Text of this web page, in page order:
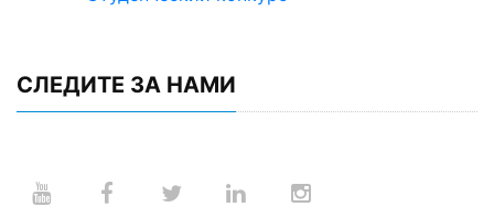
СЛЕДИТЕ ЗА НАМИ